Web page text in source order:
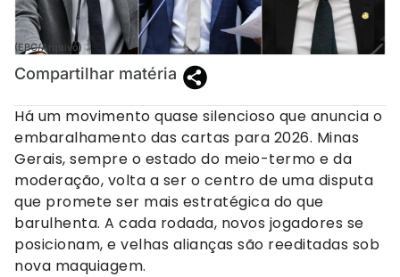
(EBC/Arquivo)
Compartilhar matéria
Há um movimento quase silencioso que anuncia o
embaralhamento das cartas para 2026. Minas
Gerais, sempre o estado do meio-termo e da
moderação, volta a ser o centro de uma disputa
que promete ser mais estratégica do que
barulhenta. A cada rodada, novos jogadores se
posicionam, e velhas alianças são reeditadas sob
nova maquiagem.